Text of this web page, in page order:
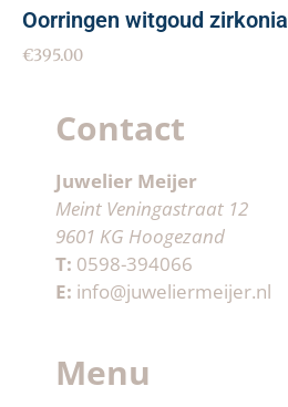
Oorringen witgoud zirkonia
€395.00
Contact
Juwelier Meijer
Meint Veningastraat 12
9601 KG Hoogezand
T: 0598-394066
E: info@juweliermeijer.nl
Menu